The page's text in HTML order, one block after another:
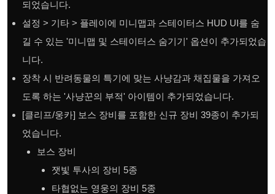
되었습니다.
설정 > 기타 > 플레이에 미니맵과 스테이터스 HUD UI를 숨
길 수 있는 '미니맵 및 스테이터스 숨기기' 옵션이 추가되었습
니다.
장착 시 반려동물의 특기에 맞는 사냥감과 채집물을 가져오
도록 하는 '사냥꾼의 부적' 아이템이 추가되었습니다.
[클리프/웅카] 보스 장비를 포함한 신규 장비 39종이 추가되
었습니다.
보스 장비
잿빛 투사의 장비 5종
타협없는 영웅의 장비 5종